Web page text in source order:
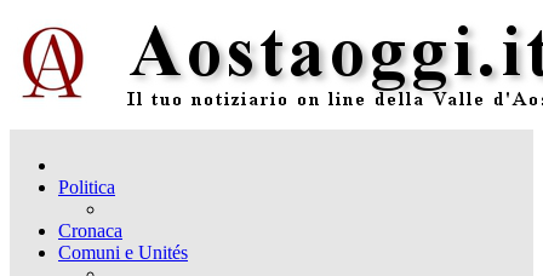
Politica
Cronaca
Comuni e Unités